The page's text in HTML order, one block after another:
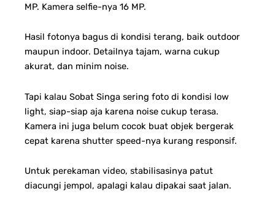
MP. Kamera selfie-nya 16 MP.
Hasil fotonya bagus di kondisi terang, baik outdoor
maupun indoor. Detailnya tajam, warna cukup
akurat, dan minim noise.
Tapi kalau Sobat Singa sering foto di kondisi low
light, siap-siap aja karena noise cukup terasa.
Kamera ini juga belum cocok buat objek bergerak
cepat karena shutter speed-nya kurang responsif.
Untuk perekaman video, stabilisasinya patut
diacungi jempol, apalagi kalau dipakai saat jalan.